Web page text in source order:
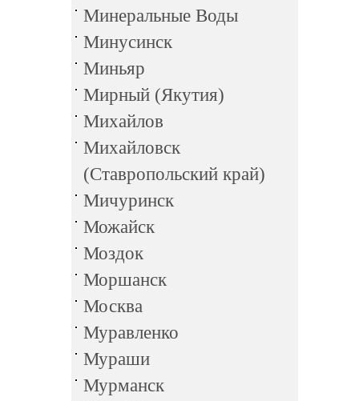
Минеральные Воды
Минусинск
Миньяр
Мирный (Якутия)
Михайлов
Михайловск
(Ставропольский край)
Мичуринск
Можайск
Моздок
Моршанск
Москва
Муравленко
Мураши
Мурманск